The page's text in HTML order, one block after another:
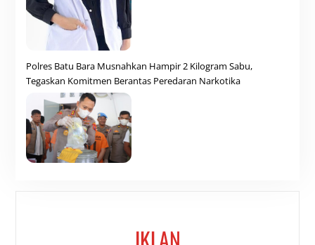
Polres Batu Bara Musnahkan Hampir 2 Kilogram Sabu,
Tegaskan Komitmen Berantas Peredaran Narkotika